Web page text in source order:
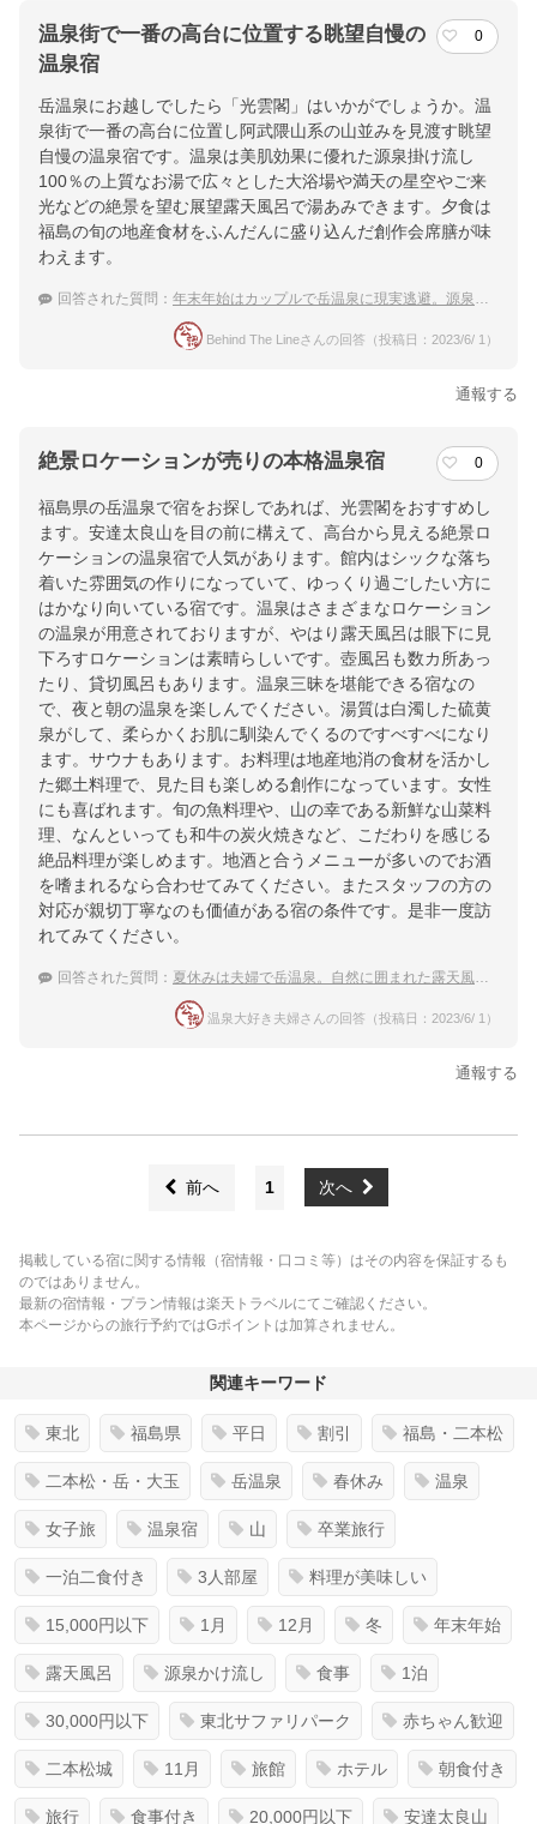
温泉街で一番の高台に位置する眺望自慢の
温泉宿
0
岳温泉にお越しでしたら「光雲閣」はいかがでしょうか。温
泉街で一番の高台に位置し阿武隈山系の山並みを見渡す眺望
自慢の温泉宿です。温泉は美肌効果に優れた源泉掛け流し
100％の上質なお湯で広々とした大浴場や満天の星空やご来
光などの絶景を望む展望露天風呂で湯あみできます。夕食は
福島の旬の地産食材をふんだんに盛り込んだ創作会席膳が味
わえます。
回答された質問： 年末年始はカップルで岳温泉に現実逃避。源泉かけ流しのおすすめの宿は？
Behind The Lineさんの回答（投稿日：2023/6/ 1）
通報する
絶景ロケーションが売りの本格温泉宿 0
福島県の岳温泉で宿をお探しであれば、光雲閣をおすすめし
ます。安達太良山を目の前に構えて、高台から見える絶景ロ
ケーションの温泉宿で人気があります。館内はシックな落ち
着いた雰囲気の作りになっていて、ゆっくり過ごしたい方に
はかなり向いている宿です。温泉はさまざまなロケーション
の温泉が用意されておりますが、やはり露天風呂は眼下に見
下ろすロケーションは素晴らしいです。壺風呂も数カ所あっ
たり、貸切風呂もあります。温泉三昧を堪能できる宿なの
で、夜と朝の温泉を楽しんでください。湯質は白濁した硫黄
泉がして、柔らかくお肌に馴染んでくるのですべすべになり
ます。サウナもあります。お料理は地産地消の食材を活かし
た郷土料理で、見た目も楽しめる創作になっています。女性
にも喜ばれます。旬の魚料理や、山の幸である新鮮な山菜料
理、なんといっても和牛の炭火焼きなど、こだわりを感じる
絶品料理が楽しめます。地酒と合うメニューが多いのでお酒
を嗜まれるなら合わせてみてください。またスタッフの方の
対応が親切丁寧なのも価値がある宿の条件です。是非一度訪
れてみてください。
回答された質問： 夏休みは夫婦で岳温泉。自然に囲まれた露天風呂でリフレッシュしたい
温泉大好き夫婦さんの回答（投稿日：2023/6/ 1）
通報する
前へ 1 次へ
掲載している宿に関する情報（宿情報・口コミ等）はその内容を保証するも
のではありません。
最新の宿情報・プラン情報は楽天トラベルにてご確認ください。
本ページからの旅行予約ではGポイントは加算されません。
関連キーワード
東北 福島県 平日 割引 福島・二本松
二本松・岳・大玉 岳温泉 春休み 温泉
女子旅 温泉宿 山 卒業旅行
一泊二食付き 3人部屋 料理が美味しい
15,000円以下 1月 12月 冬 年末年始
露天風呂 源泉かけ流し 食事 1泊
30,000円以下 東北サファリパーク 赤ちゃん歓迎
二本松城 11月 旅館 ホテル 朝食付き
旅行 食事付き 20,000円以下 安達太良山